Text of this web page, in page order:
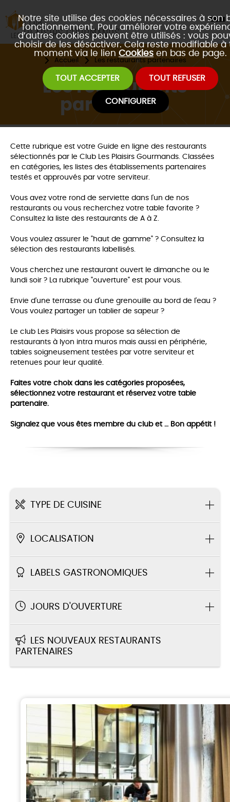
Notre site utilise des cookies nécessaires à son
fonctionnement. Pour améliorer votre
d’autres cookies peuvent être utilisés : vous
choisir de les désactiver. Cela reste modifiable à
moment via le lien Cookies en bas de page.
TOUT ACCEPTER TOUT REFUSER
CONFIGURER
Accueil Les restaurants partenaires
Les restaurants
partenaires
Cette rubrique est votre Guide en ligne des restaurants
sélectionnés par le Club Les Plaisirs Gourmands. Classées
en catégories, les listes des établissements partenaires
testés et approuvés par votre serviteur.
Vous avez votre rond de serviette dans l'un de nos
restaurants ou vous recherchez votre table favorite ?
Consultez la liste des restaurants de A à Z.
Vous voulez assurer le "haut de gamme" ? Consultez la
sélection des restaurants labellisés.
Vous cherchez une restaurant ouvert le dimanche ou le
lundi soir ? La rubrique "ouverture" est pour vous.
Envie d'une terrasse ou d'une grenouille au bord de l'eau ?
Vous voulez partager un tablier de sapeur ?
Le club Les Plaisirs vous propose sa sélection de
restaurants à lyon intra muros mais aussi en périphérie,
tables soigneusement testées par votre serviteur et
retenues pour leur qualité.
Faites votre choix dans les catégories proposées,
sélectionnez votre restaurant et réservez votre table
partenaire.
Signalez que vous êtes membre du club et … Bon appétit !
TYPE DE CUISINE
LOCALISATION
LABELS GASTRONOMIQUES
JOURS D'OUVERTURE
LES NOUVEAUX RESTAURANTS
PARTENAIRES